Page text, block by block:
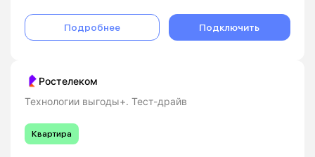
Подробнее Подключить
Ростелеком
Технологии выгоды+. Тест-драйв
Квартира